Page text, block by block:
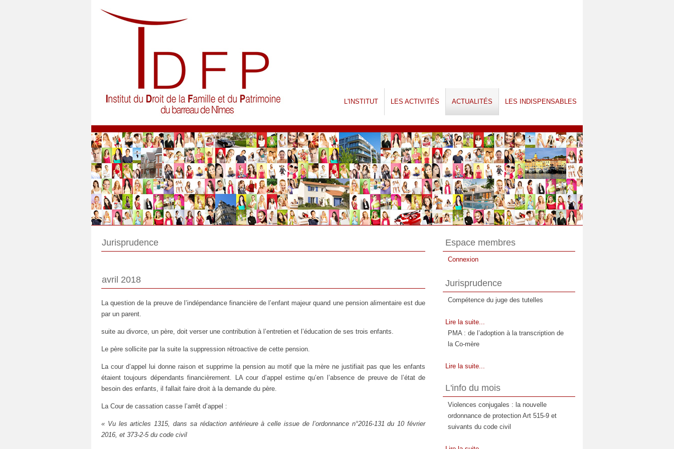
L'INSTITUT LES ACTIVITÉS ACTUALITÉS LES INDISPENSABLES
Jurisprudence
avril 2018
La question de la preuve de l’indépendance financière de l’enfant majeur quand une pension alimentaire est due
par un parent.
suite au divorce, un père, doit verser une contribution à l’entretien et l’éducation de ses trois enfants.
Le père sollicite par la suite la suppression rétroactive de cette pension.
La cour d’appel lui donne raison et supprime la pension au motif que la mère ne justifiait pas que les enfants
étaient toujours dépendants financièrement. LA cour d’appel estime qu’en l’absence de preuve de l’état de
besoin des enfants, il fallait faire droit à la demande du père.
La Cour de cassation casse l’arrêt d’appel :
« Vu les articles 1315, dans sa rédaction antérieure à celle issue de l’ordonnance n°2016-131 du 10 février
2016, et 373-2-5 du code civil
Espace membres
Connexion
Jurisprudence
Compétence du juge des tutelles
Lire la suite...
PMA : de l’adoption à la transcription de
la Co-mère
Lire la suite...
étendue de son appréciation
Les relations entre l'enfant et la
L'info du mois
Violences conjugales : la nouvelle
ordonnance de protection Art 515-9 et
suivants du code civil